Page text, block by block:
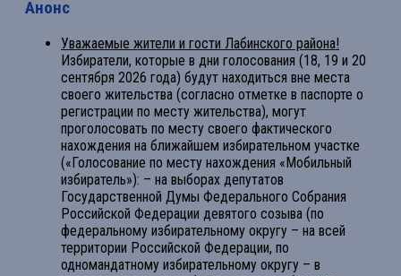
Анонс
Уважаемые жители и гости Лабинского района!
Избиратели, которые в дни голосования (18, 19 и 20
сентября 2026 года) будут находиться вне места
своего жительства (согласно отметке в паспорте о
регистрации по месту жительства), могут
проголосовать по месту своего фактического
нахождения на ближайшем избирательном участке
(«Голосование по месту нахождения «Мобильный
избиратель»): – на выборах депутатов
Государственной Думы Федерального Собрания
Российской Федерации девятого созыва (по
федеральному избирательному округу – на всей
территории Российской Федерации, по
одномандатному избирательному округу – в